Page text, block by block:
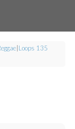
Loops 135